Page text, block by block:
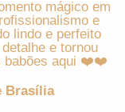
mágico em
e
lindo e perfeito
e tornou
babões aqui ❤️❤️
Brasília